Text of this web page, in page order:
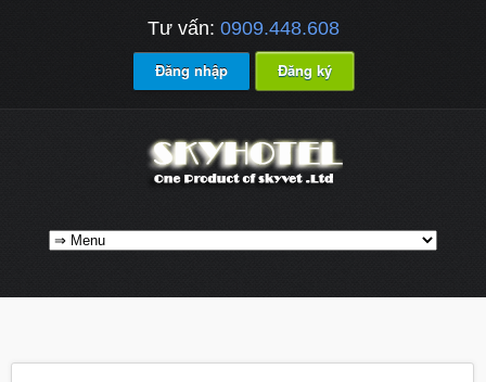
Tư vấn: 0909.448.608
Đăng nhập Đăng ký